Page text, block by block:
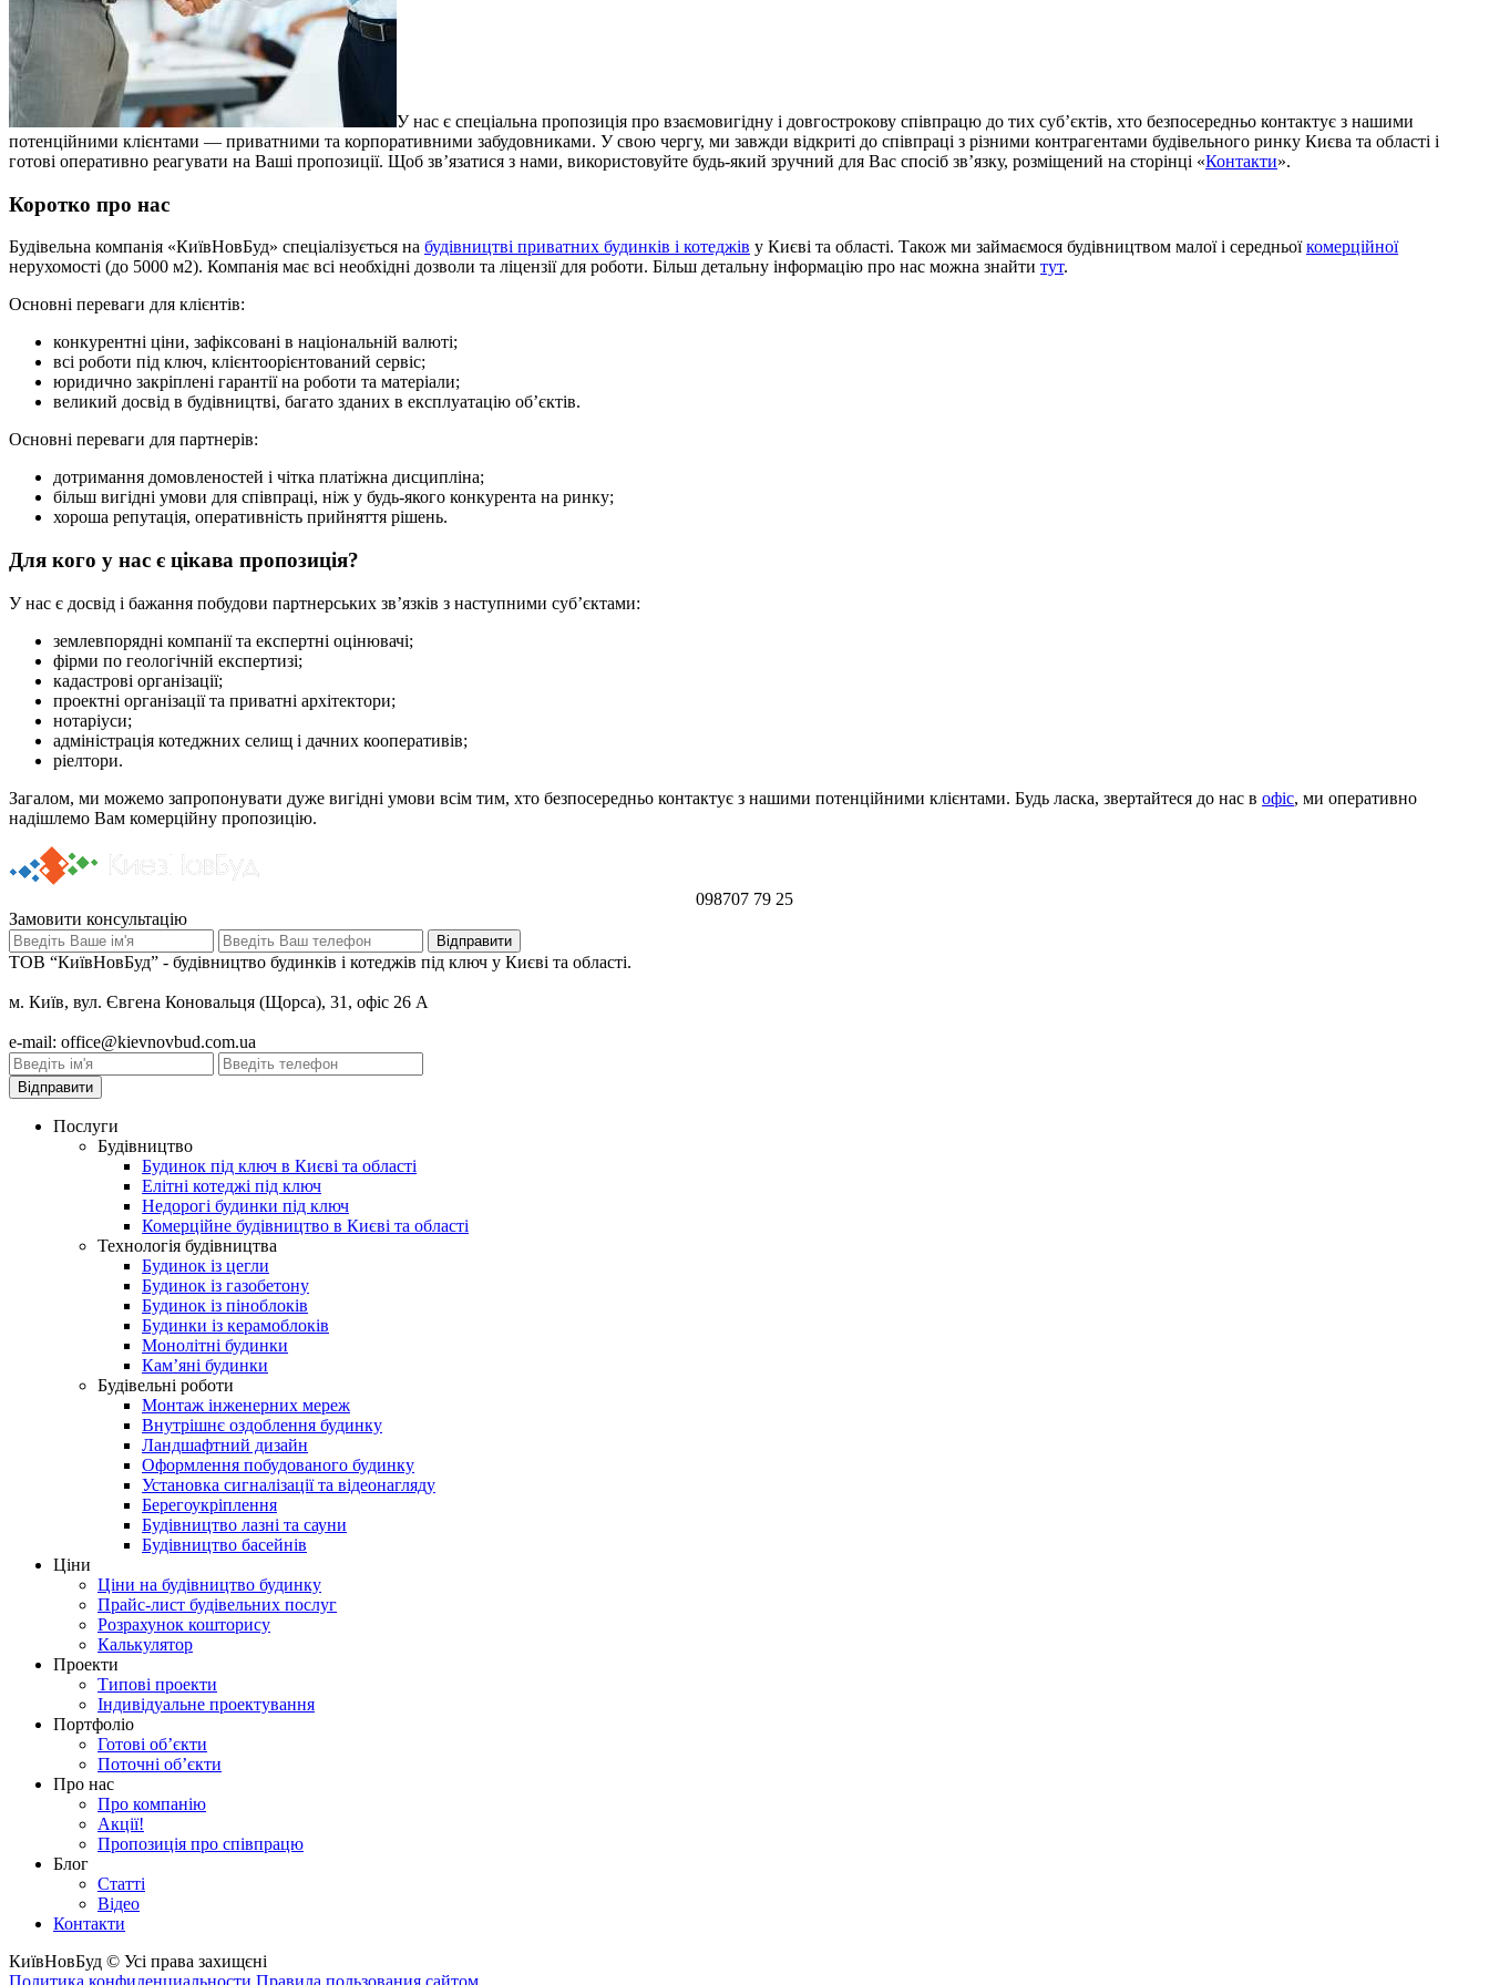
У нас є спеціальна пропозиція про взаємовигідну і довгострокову співпрацю до тих суб’єктів, хто безпосередньо контактує з нашими
потенційними клієнтами — приватними та корпоративними забудовниками. У свою чергу, ми завжди відкриті до співпраці з різними контрагентами будівельного ринку Києва та області і
готові оперативно реагувати на Ваші пропозиції. Щоб зв’язатися з нами, використовуйте будь-який зручний для Вас спосіб зв’язку, розміщений на сторінці «Контакти».
Коротко про нас
Будівельна компанія «КиївНовБуд» спеціалізується на будівництві приватних будинків і котеджів у Києві та області. Також ми займаємося будівництвом малої і середньоїкомерційної
нерухомості (до 5000 м2). Компанія має всі необхідні дозволи та ліцензії для роботи. Більш детальну інформацію про нас можна знайти тут.
Основні переваги для клієнтів:
конкурентні ціни, зафіксовані в національній валюті;
всі роботи під ключ, клієнтоорієнтований сервіс;
юридично закріплені гарантії на роботи та матеріали;
великий досвід в будівництві, багато зданих в експлуатацію об’єктів.
Основні переваги для партнерів:
дотримання домовленостей і чітка платіжна дисципліна;
більш вигідні умови для співпраці, ніж у будь-якого конкурента на ринку;
хороша репутація, оперативність прийняття рішень.
Для кого у нас є цікава пропозиція?
У нас є досвід і бажання побудови партнерських зв’язків з наступними суб’єктами:
землевпорядні компанії та експертні оцінювачі;
фірми по геологічній експертизі;
кадастрові організації;
проектні організації та приватні архітектори;
нотаріуси;
адміністрація котеджних селищ і дачних кооперативів;
ріелтори.
Загалом, ми можемо запропонувати дуже вигідні умови всім тим, хто безпосередньо контактує з нашими потенційними клієнтами. Будь ласка, звертайтеся до нас в офіс, ми оперативно
надішлемо Вам комерційну пропозицію.
098707 79 25
Замовити консультацію
ТОВ “КиївНовБуд” - будівництво будинків і котеджів під ключ у Києві та області.
м. Київ, вул. Євгена Коновальця (Щорса), 31, офіс 26 А
e-mail: office@kievnovbud.com.ua
Послуги
Будівництво
Будинок під ключ в Києві та області
Елітні котеджі під ключ
Недорогі будинки під ключ
Комерційне будівництво в Києві та області
Технологія будівництва
Будинок із цегли
Будинок із газобетону
Будинок із піноблоків
Будинки із керамоблоків
Монолітні будинки
Кам’яні будинки
Будівельні роботи
Монтаж інженерних мереж
Внутрішнє оздоблення будинку
Ландшафтний дизайн
Оформлення побудованого будинку
Установка сигналізації та відеонагляду
Берегоукріплення
Будівництво лазні та сауни
Будівництво басейнів
Ціни
Ціни на будівництво будинку
Прайс-лист будівельних послуг
Розрахунок кошторису
Калькулятор
Проекти
Типові проекти
Індивідуальне проектування
Портфоліо
Готові об’єкти
Поточні об’єкти
Про нас
Про компанію
Акції!
Пропозиція про співпрацю
Блог
Статті
Відео
Контакти
КиївНовБуд © Усі права захищєні
Политика конфиденциальности Правила пользования сайтом